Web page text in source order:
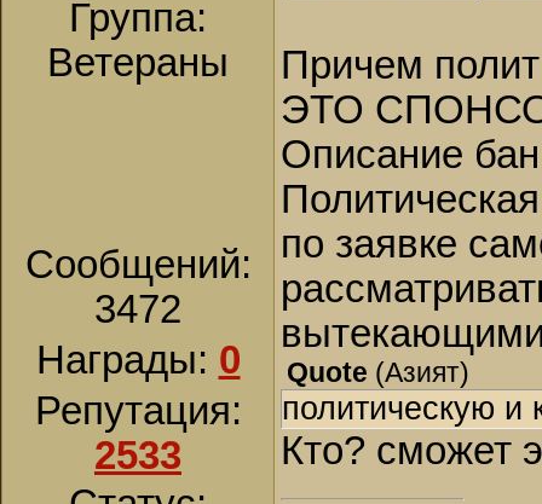
Группа:
Ветераны
Сообщений:
3472
Награды: 0
Репутация:
2533
Причем
ЭТО
Описание
по заявке
Quote (Азият)
политическую и
Кто? сможет